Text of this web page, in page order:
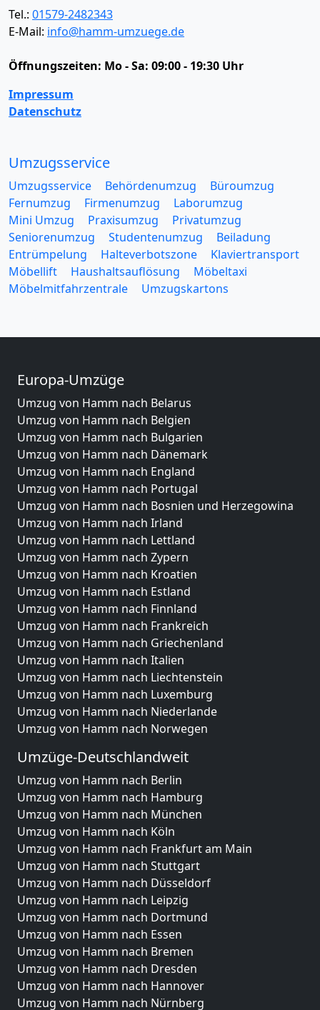
Tel.: 01579-2482343
E-Mail: info@hamm-umzuege.de
Öffnungszeiten: Mo - Sa: 09:00 - 19:30 Uhr
Impressum
Datenschutz
Umzugsservice
Umzugsservice Behördenumzug
Büroumzug
Fernumzug
Firmenumzug
Laborumzug
Mini Umzug
Praxisumzug
Privatumzug
Seniorenumzug
Studentenumzug
Beiladung
Entrümpelung
Halteverbotszone
Klaviertransport
Möbellift
Haushaltsauflösung
Möbeltaxi
Möbelmitfahrzentrale
Umzugskartons
Europa-Umzüge
Umzug von Hamm nach Belarus
Umzug von Hamm nach Belgien
Umzug von Hamm nach Bulgarien
Umzug von Hamm nach Dänemark
Umzug von Hamm nach England
Umzug von Hamm nach Portugal
Umzug von Hamm nach Bosnien und Herzegowina
Umzug von Hamm nach Irland
Umzug von Hamm nach Lettland
Umzug von Hamm nach Zypern
Umzug von Hamm nach Kroatien
Umzug von Hamm nach Estland
Umzug von Hamm nach Finnland
Umzug von Hamm nach Frankreich
Umzug von Hamm nach Griechenland
Umzug von Hamm nach Italien
Umzug von Hamm nach Liechtenstein
Umzug von Hamm nach Luxemburg
Umzug von Hamm nach Niederlande
Umzug von Hamm nach Norwegen
Umzüge-Deutschlandweit
Umzug von Hamm nach Berlin
Umzug von Hamm nach Hamburg
Umzug von Hamm nach München
Umzug von Hamm nach Köln
Umzug von Hamm nach Frankfurt am Main
Umzug von Hamm nach Stuttgart
Umzug von Hamm nach Düsseldorf
Umzug von Hamm nach Leipzig
Umzug von Hamm nach Dortmund
Umzug von Hamm nach Essen
Umzug von Hamm nach Bremen
Umzug von Hamm nach Dresden
Umzug von Hamm nach Hannover
Umzug von Hamm nach Nürnberg